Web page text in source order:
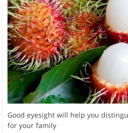
Good eyesight will help you
for your family